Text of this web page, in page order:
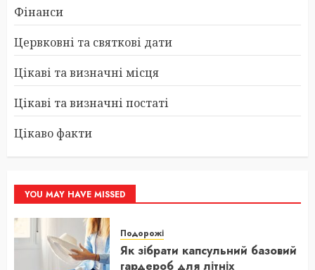
Фінанси
Цервковні та святкові дати
Цікаві та визначні місця
Цікаві та визначні постаті
Цікаво факти
YOU MAY HAVE MISSED
Подорожі
Як зібрати капсульний базовий
гардероб для літніх